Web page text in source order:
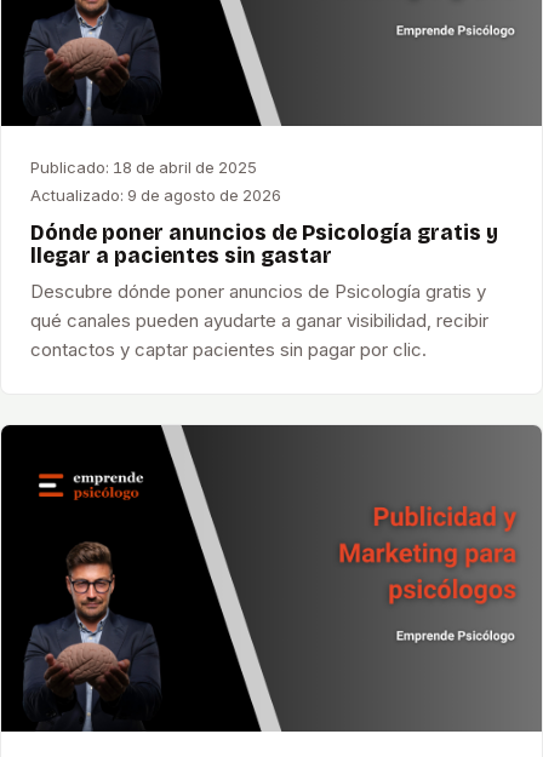
Publicado: 18 de abril de 2025
Actualizado: 9 de agosto de 2026
Dónde poner anuncios de Psicología gratis y
llegar a pacientes sin gastar
Descubre dónde poner anuncios de Psicología gratis y
qué canales pueden ayudarte a ganar visibilidad, recibir
contactos y captar pacientes sin pagar por clic.